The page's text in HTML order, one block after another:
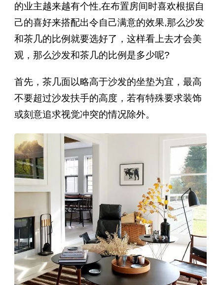
的业主越来越有个性,在布置房间时喜欢根据自
己的喜好来搭配出令自己满意的效果,那么沙发
和茶几的比例就要选好了，这样看上去才会美
观，那么沙发和茶几的比例是多少呢?
首先，茶几面以略高于沙发的坐垫为宜，最高
不要超过沙发扶手的高度，若有特殊要求装饰
或刻意追求视觉冲突的情况除外。